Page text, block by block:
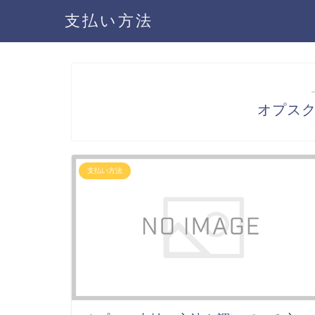
支払い方法
オプス
支払い方法